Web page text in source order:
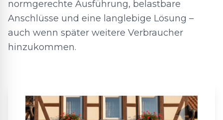
normgerechte Ausführung, belastbare
Anschlüsse und eine langlebige Lösung –
auch wenn später weitere Verbraucher
hinzukommen.